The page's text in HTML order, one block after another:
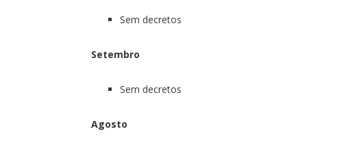
Sem decretos
Setembro
Sem decretos
Agosto